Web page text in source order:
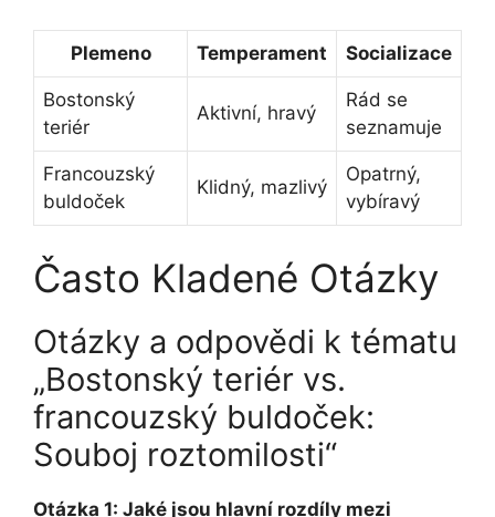
Plemeno Temperament Socializace
Bostonský
teriér
Aktivní, hravý
Rád se
seznamuje
Francouzský
buldoček
Klidný, mazlivý
Opatrný,
vybíravý
Často Kladené Otázky
Otázky a odpovědi k tématu
„Bostonský teriér vs.
francouzský buldoček:
Souboj ⁣roztomilosti“
Otázka⁢ 1: Jaké jsou hlavní rozdíly mezi‍